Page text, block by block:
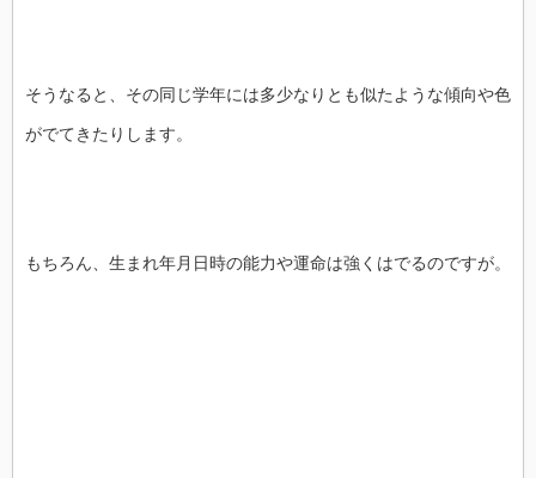
そうなると、その同じ学年には多少なりとも似たような傾向や色
がでてきたりします。
もちろん、生まれ年月日時の能力や運命は強くはでるのですが。